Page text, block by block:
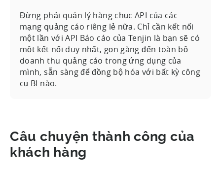
Đừng phải quản lý hàng chục API của các
mạng quảng cáo riêng lẻ nữa. Chỉ cần kết nối
một lần với API Báo cáo của Tenjin là bạn sẽ có
một kết nối duy nhất, gọn gàng đến toàn bộ
doanh thu quảng cáo trong ứng dụng của
mình, sẵn sàng để đồng bộ hóa với bất kỳ công
cụ BI nào.
Câu chuyện thành công của
khách hàng